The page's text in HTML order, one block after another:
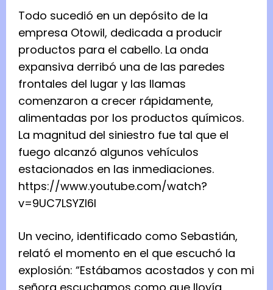
Todo sucedió en un depósito de la
empresa Otowil, dedicada a producir
productos para el cabello. La onda
expansiva derribó una de las paredes
frontales del lugar y las llamas
comenzaron a crecer rápidamente,
alimentadas por los productos químicos.
La magnitud del siniestro fue tal que el
fuego alcanzó algunos vehículos
estacionados en las inmediaciones.
https://www.youtube.com/watch?
v=9UC7LSYZI6I
Un vecino, identificado como Sebastián,
relató el momento en el que escuchó la
explosión: “Estábamos acostados y con mi